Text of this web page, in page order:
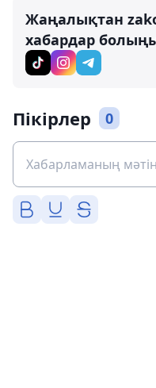
Жаңалықтан
хабардар
Пікірлер 0